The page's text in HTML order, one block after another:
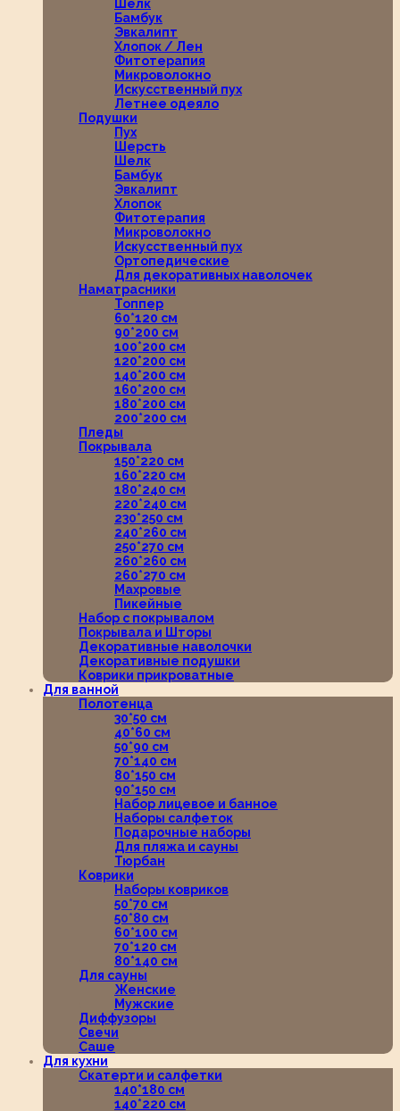
Шелк
Бамбук
Эвкалипт
Хлопок / Лен
Фитотерапия
Микроволокно
Искусственный пух
Летнее одеяло
Подушки
Пух
Шерсть
Шелк
Бамбук
Эвкалипт
Хлопок
Фитотерапия
Микроволокно
Искусственный пух
Ортопедические
Для декоративных наволочек
Наматрасники
Топпер
60*120 см
90*200 см
100*200 см
120*200 см
140*200 см
160*200 см
180*200 см
200*200 см
Пледы
Покрывала
150*220 см
160*220 см
180*240 см
220*240 см
230*250 см
240*260 см
250*270 см
260*260 см
260*270 см
Махровые
Пикейные
Набор с покрывалом
Покрывала и Шторы
Декоративные наволочки
Декоративные подушки
Коврики прикроватные
Для ванной
Полотенца
30*50 см
40*60 см
50*90 см
70*140 см
80*150 см
90*150 см
Набор лицевое и банное
Наборы салфеток
Подарочные наборы
Для пляжа и сауны
Тюрбан
Коврики
Наборы ковриков
50*70 см
50*80 см
60*100 см
70*120 см
80*140 см
Для сауны
Женские
Мужские
Диффузоры
Свечи
Саше
Для кухни
Скатерти и салфетки
140*180 см
140*220 см